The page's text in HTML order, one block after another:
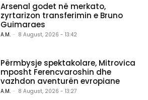
Arsenal godet në merkato,
zyrtarizon transferimin e Bruno
Guimaraes
A.M. - 8 August, 2026 - 13:42
Përmbysje spektakolare, Mitrovica
mposht Ferencvaroshin dhe
vazhdon aventurën evropiane
A.M. - 8 August, 2026 - 13:27